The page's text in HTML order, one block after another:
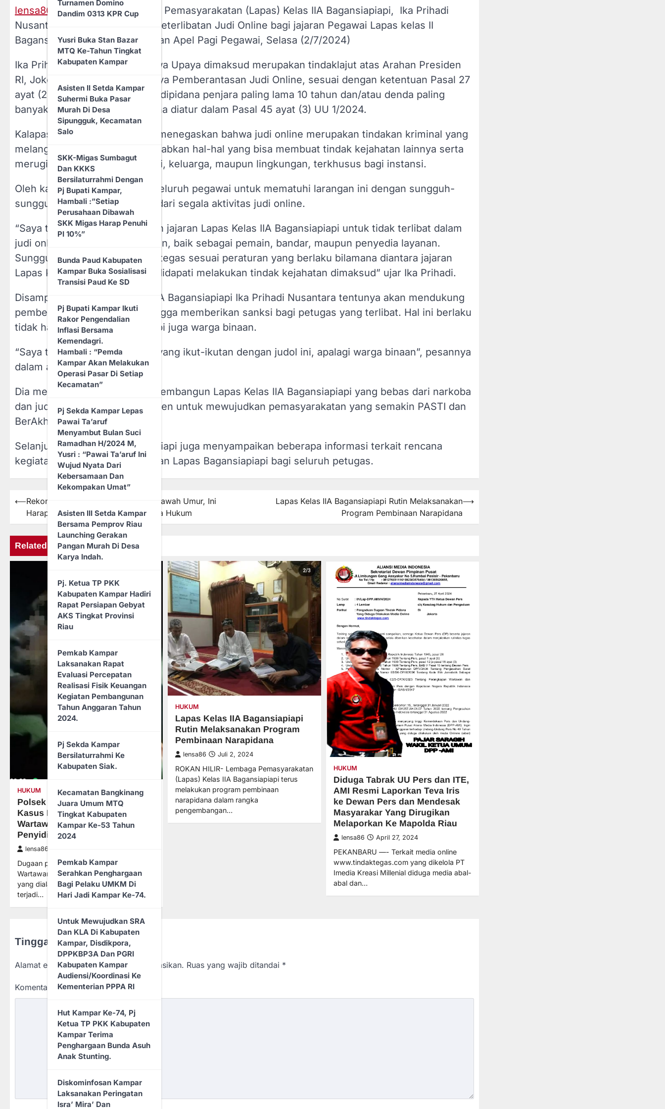
Balai Jaya
Dr.Pratomo, Bupati Rohil
H.Bistamam: Layani
Masyarakat Dengan
Rapat Paripurna DPRD
Rohil Dalam Rangka
Penyampaian Pidato
Perdana Bupati Periode
Dihadiri Bupati, DPRD
Sahkan RAPBD Rohil
Anggaran Tahun 2025
Sebesar Rp 2,6 Triliun
Wujudkan Layanan
Kesehatan Lebih Baik,
Perhatian Penuh Kepada
RSUD. Dr. RM. Pratomo
Bagansiapiapi
Turnamen Domino
Dandim 0313 KPR Cup
Yusri Buka Stan Bazar
MTQ Ke-Tahun Tingkat
Kabupaten Kampar
Asisten II Setda Kampar
Suhermi Buka Pasar
Murah Di Desa
Sipungguk, Kecamatan
Salo
SKK-Migas Sumbagut
Dan KKKS
Bersilaturrahmi Dengan
Pj Bupati Kampar,
Hambali :”Setiap
Perusahaan Dibawah
SKK Migas Harap Penuhi
PI 10%”
Bunda Paud Kabupaten
Kampar Buka Sosialisasi
Transisi Paud Ke SD
Pj Bupati Kampar Ikuti
Rakor Pengendalian
Inflasi Bersama
Kemendagri.
Hambali : “Pemda
Kampar Akan Melakukan
Operasi Pasar Di Setiap
Kecamatan”
Pj Sekda Kampar Lepas
Pawai Ta’aruf
Menyambut Bulan Suci
Ramadhan H/2024 M,
Yusri : “Pawai Ta’aruf Ini
Wujud Nyata Dari
Kebersamaan Dan
Kekompakan Umat”
Asisten III Setda Kampar
Bersama Pemprov Riau
Launching Gerakan
Pangan Murah Di Desa
Karya Indah.
Pj. Ketua TP PKK
Kabupaten Kampar Hadiri
Rapat Persiapan Gebyat
AKS Tingkat Provinsi
Riau
Pemkab Kampar
Laksanakan Rapat
Evaluasi Percepatan
Realisasi Fisik Keuangan
Kegiatan Pembangunan
Tahun Anggaran Tahun
2024.
Pj Sekda Kampar
Bersilaturrahmi Ke
Kabupaten Siak.
Kecamatan Bangkinang
Juara Umum MTQ
Tingkat Kabupaten
Kampar Ke-53 Tahun
2024
Pemkab Kampar
Serahkan Penghargaan
Bagi Pelaku UMKM Di
Hari Jadi Kampar Ke-74.
Untuk Mewujudkan SRA
Dan KLA Di Kabupaten
Kampar, Disdikpora,
DPPKBP3A Dan PGRI
Kabupaten Kampar
Audiensi/Koordinasi Ke
Kementerian PPPA RI
Hut Kampar Ke-74, Pj
Ketua TP PKK Kabupaten
Kampar Terima
Penghargaan Bunda Asuh
Anak Stunting.
Diskominfosan Kampar
Laksanakan Peringatan
Isra’ Mira’ Dan
lensa86.com| Kepala Lembaga Pemasyarakatan (Lapas) Kelas IIA Bagansiapiapi, Ika Prihadi
Nusantara tegaskan larangan keterlibatan Judi Online bagi jajaran Pegawai Lapas kelas II
Bagansiapiapi, pada pelaksanaan Apel Pagi Pegawai, Selasa (2/7/2024)
Ika Prihadi menerangkan, bahwa Upaya dimaksud merupakan tindaklajut atas Arahan Presiden
RI, Joko Widodo terhadap Upaya Pemberantasan Judi Online, sesuai dengan ketentuan Pasal 27
ayat (2) UU 1/2024 berpotensi dipidana penjara paling lama 10 tahun dan/atau denda paling
banyak Rp10 miliar sebagaimana diatur dalam Pasal 45 ayat (3) UU 1/2024.
Kalapas Ika Prihadi Nusantara menegaskan bahwa judi online merupakan tindakan kriminal yang
melanggar hukum dan menyebabkan hal-hal yang bisa membuat tindak kejahatan lainnya serta
merugikan baik bagi diri sendiri, keluarga, maupun lingkungan, terkhusus bagi instansi.
Oleh karena itu, dia meminta seluruh pegawai untuk mematuhi larangan ini dengan sungguh-
sungguh dan menjauhkan diri dari segala aktivitas judi online.
“Saya tegaskan kepada seluruh jajaran Lapas Kelas IIA Bagansiapiapi untuk tidak terlibat dalam
judi online dalam bentuk apapun, baik sebagai pemain, bandar, maupun penyedia layanan.
Sungguh kami akan menindak tegas sesuai peraturan yang berlaku bilamana diantara jajaran
Lapas Kelas IIA Bagansiapiapi didapati melakukan tindak kejahatan dimaksud” ujar Ika Prihadi.
Disamping itu, Kalapas Kelas IIA Bagansiapiapi Ika Prihadi Nusantara tentunya akan mendukung
pemberantasan judi online, hingga memberikan sanksi bagi petugas yang terlibat. Hal ini berlaku
tidak hanya bagi petugas, tetapi juga warga binaan.
“Saya tidak ingin ada petugas yang ikut-ikutan dengan judol ini, apalagi warga binaan”, pesannya
dalam amanat.
Dia menekankan pentingnya membangun Lapas Kelas IIA Bagansiapiapi yang bebas dari narkoba
dan judi online sebagai komitmen untuk mewujudkan pemasyarakatan yang semakin PASTI dan
BerAkhlak.
Selanjutnya Kalapas Bagansiapiapi juga menyampaikan beberapa informasi terkait rencana
kegiatan yang akan dilaksanakan Lapas Bagansiapiapi bagi seluruh petugas.
Navigasi
pos
⟵Rekonstruksi Pembunuhan Anak Dibawah Umur, Ini
Harapan Keluarga Korban dan Kuasa Hukum
Lapas Kelas IIA Bagansiapiapi Rutin Melaksanakan
Program Pembinaan Narapidana
⟶
Related Posts
HUKUM
Polsek Tapung Hulu Tingkatkan
Kasus Dugaan Pengancaman
Wartawan dari Penyelidikan ke
Penyidikan
lensa86
Dugaan pengancaman terhadap
Wartawan dari salah satu media online
yang dialami oleh Ramadhan Gulo yang
terjadi…
HUKUM
Lapas Kelas IIA Bagansiapiapi
Rutin Melaksanakan Program
Pembinaan Narapidana
lensa86 Juli 2, 2024
ROKAN HILIR- Lembaga Pemasyarakatan
(Lapas) Kelas IIA Bagansiapiapi terus
melakukan program pembinaan
narapidana dalam rangka
pengembangan…
HUKUM
Diduga Tabrak UU Pers dan ITE,
AMI Resmi Laporkan Teva Iris
ke Dewan Pers dan Mendesak
Masyarakar Yang Dirugikan
Melaporkan Ke Mapolda Riau
lensa86 April 27, 2024
PEKANBARU —- Terkait media online
www.tindaktegas.com yang dikelola PT
Imedia Kreasi Millenial diduga media abal-
abal dan…
Tinggalkan Balasan
Alamat email Anda tidak akan dipublikasikan. Ruas yang wajib ditandai *
Komentar